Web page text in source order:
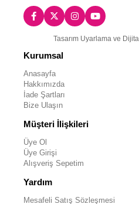
Tasarım Uyarlama ve
Kurumsal
Anasayfa
Hakkımızda
İade Şartları
Bize Ulaşın
Müşteri İlişkileri
Üye Ol
Üye Girişi
Alışveriş Sepetim
Yardım
Mesafeli Satış Sözleşmesi